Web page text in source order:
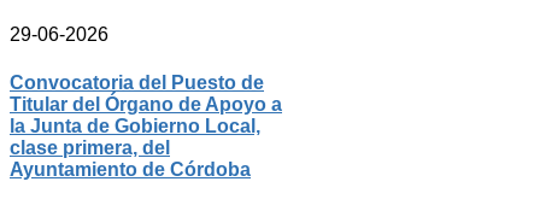
29-06-2026
Convocatoria del Puesto de
Titular del Órgano de Apoyo a
la Junta de Gobierno Local,
clase primera, del
Ayuntamiento de Córdoba